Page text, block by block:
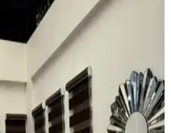
özel kesim veya
sunulur. Ayakkabı
Tasarımında
duvarlar, kültürel